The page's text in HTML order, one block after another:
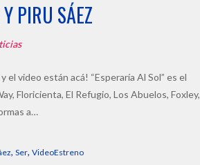
PIRU SÁEZ
el video están acá! “Esperaría Al Sol” es el
Floricienta, El Refugio, Los Abuelos, Foxley,
a…
, Ser, VideoEstreno